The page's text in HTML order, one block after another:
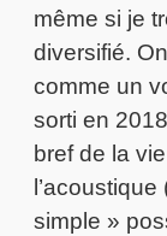
même si je
diversifié.
comme un
sorti en
bref de la
simple »